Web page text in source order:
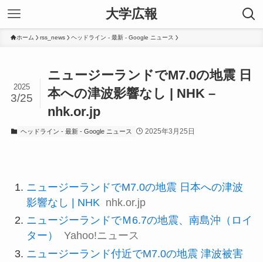
大学広報
ホーム rss_news ヘッドライン - 最新 - Google ニュース
ニュージーランドでM7.0の地震 日
本への津波影響なし | NHK –
nhk.or.jp
2025
3/25
ヘッドライン - 最新 - Google ニュース 2025年3月25日
ニュージーランドでM7.0の地震 日本への津波
影響なし | NHK nhk.or.jp
ニュージーランドでＭ6.7の地震、南島沖（ロイ
ター）
Yahoo!ニュース
ニュージーランド付近でM7.0の地震 津波被害